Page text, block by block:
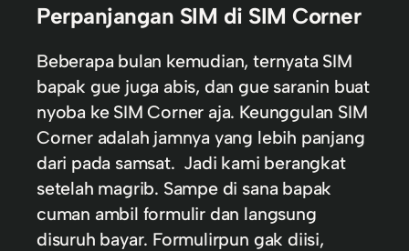
Perpanjangan SIM di SIM Corner
Beberapa bulan kemudian, ternyata SIM
bapak gue juga abis, dan gue saranin buat
nyoba ke SIM Corner aja. Keunggulan SIM
Corner adalah jamnya yang lebih panjang
dari pada samsat. Jadi kami berangkat
setelah magrib. Sampe di sana bapak
cuman ambil formulir dan langsung
disuruh bayar. Formulirpun gak diisi,